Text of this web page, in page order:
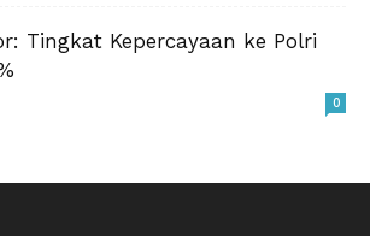
Tingkat Kepercayaan ke Polri
0